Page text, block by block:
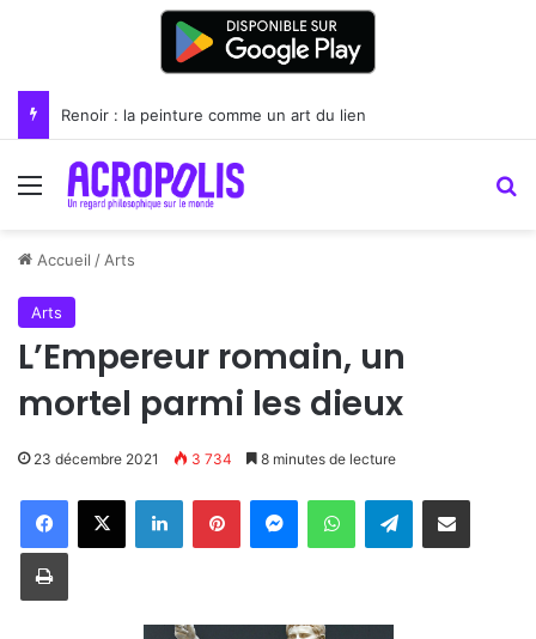
Florence et l’Académie néoplatonicienne
Menu
Accueil / Arts
Arts
L’Empereur romain, un
mortel parmi les dieux
23 décembre 2021 3 734 8 minutes de lecture
LinkedinPinterestMessengerWhatsAppTelegramPartager par email
Imprimer